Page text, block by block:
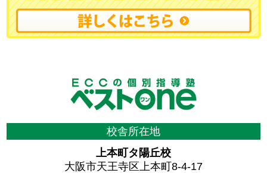
校舎所在地
上本町タ陽丘校
大阪市天王寺区上本町8-4-17